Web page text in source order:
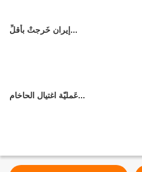
إيران خَرجتْ بأقلِّ...
عَمليّة اغتيال الحاخام...